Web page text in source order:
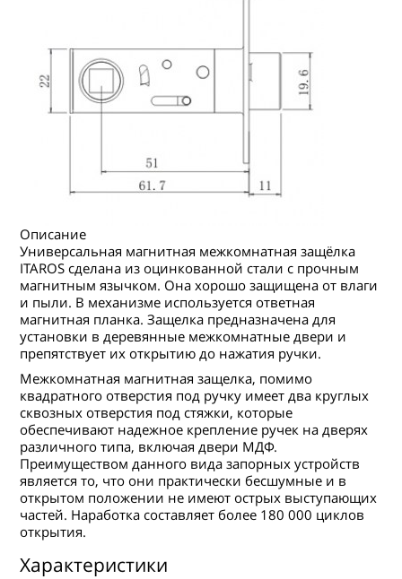
Описание
Универсальная магнитная межкомнатная защёлка
ITAROS сделана из оцинкованной стали с прочным
магнитным язычком. Она хорошо защищена от влаги
и пыли. В механизме используется ответная
магнитная планка. Защелка предназначена для
установки в деревянные межкомнатные двери и
препятствует их открытию до нажатия ручки.
Межкомнатная магнитная защелка, помимо
квадратного отверстия под ручку имеет два круглых
сквозных отверстия под стяжки, которые
обеспечивают надежное крепление ручек на дверях
различного типа, включая двери МДФ.
Преимуществом данного вида запорных устройств
является то, что они практически бесшумные и в
открытом положении не имеют острых выступающих
частей. Наработка составляет более 180 000 циклов
открытия.
Характеристики